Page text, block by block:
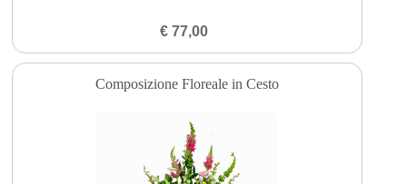
€ 77,00
Composizione Floreale in Cesto